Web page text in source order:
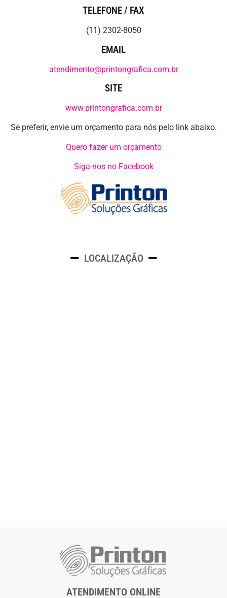
TELEFONE / FAX
(11) 2302-8050
EMAIL
atendimento@printongrafica.com.br
SITE
www.printongrafica.com.br
Se preferir, envie um orçamento para nós pelo link abaixo.
Quero fazer um orçamento
Siga-nos no Facebook
LOCALIZAÇÃO
ATENDIMENTO ONLINE